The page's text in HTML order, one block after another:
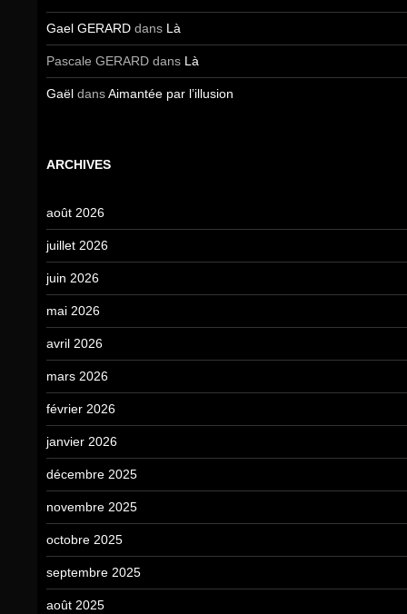
Gael GERARD dans Là
Pascale GERARD dans Là
Gaël dansAimantée par l’illusion
ARCHIVES
août 2026
juillet 2026
juin 2026
mai 2026
avril 2026
mars 2026
février 2026
janvier 2026
décembre 2025
novembre 2025
octobre 2025
septembre 2025
août 2025